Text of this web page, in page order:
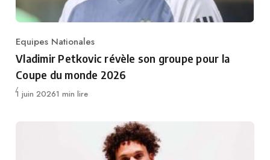
Category
Equipes Nationales
Vladimir Petkovic révèle son groupe pour la
Coupe du monde 2026
Publié
1 juin 20261 min lire